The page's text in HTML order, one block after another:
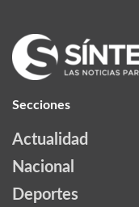
Secciones
Actualidad
Nacional
Deportes